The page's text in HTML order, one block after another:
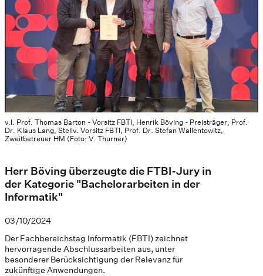
v.l. Prof. Thomas Barton - Vorsitz FBTI, Henrik Böving - Preisträger, Prof.
Dr. Klaus Lang, Stellv. Vorsitz FBTI, Prof. Dr. Stefan Wallentowitz,
Zweitbetreuer HM (Foto: V. Thurner)
Herr Böving überzeugte die FTBI-Jury in
der Kategorie "Bachelorarbeiten in der
Informatik"
03/10/2024
Der Fachbereichstag Informatik (FBTI) zeichnet
hervorragende Abschlussarbeiten aus, unter
besonderer Berücksichtigung der Relevanz für
zukünftige Anwendungen.